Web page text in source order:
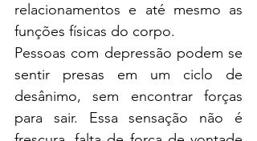
relacionamentos e até mesmo as
funções físicas do corpo.
Pessoas com depressão podem se
sentir presas em um ciclo de
desânimo, sem encontrar forças
para sair. Essa sensação não é